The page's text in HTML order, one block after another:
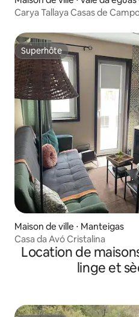
Carya Tallaya Casas de
Superhôte
Superhôte
Maison de ville ⋅ Manteigas
Casa da Avó Cristalina
Location de
linge et